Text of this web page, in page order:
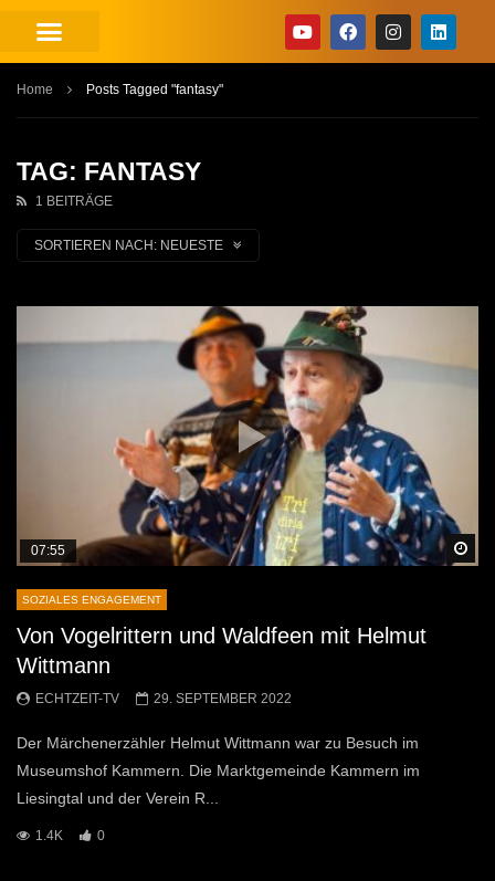
Home Posts Tagged "fantasy"
TAG: FANTASY
1 BEITRÄGE
SORTIEREN NACH: NEUESTE
07:55
SOZIALES ENGAGEMENT
Von Vogelrittern und Waldfeen mit Helmut
Wittmann
ECHTZEIT-TV 29. SEPTEMBER 2022
Der Märchenerzähler Helmut Wittmann war zu Besuch im
Museumshof Kammern. Die Marktgemeinde Kammern im
Liesingtal und der Verein R...
1.4K 0